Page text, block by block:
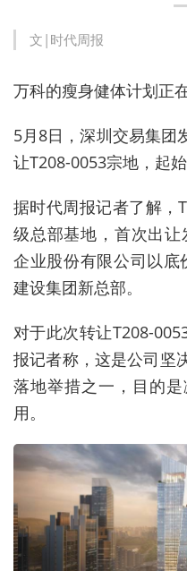
文|时代周报
万科的瘦身健体计划正在
5月8日，深圳交易集团
让T208-0053宗地，起
据时代周报记者了解，
级总部基地，首次出
企业股份有限公司以
建设集团新总部。
对于此次转让T208-
报记者称，这是公司坚
落地举措之一，目的
用。